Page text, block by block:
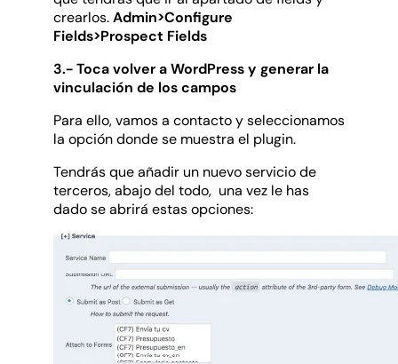
crearlos.Admin>Configure
Fields>Prospect Fields
3.- Toca volver a WordPress y generar la
vinculación de los campos
Para ello, vamos a contacto y seleccionamos
la opción donde se muestra el plugin.
Tendrás que añadir un nuevo servicio de
terceros, abajo del todo, una vez le has
dado se abrirá estas opciones: